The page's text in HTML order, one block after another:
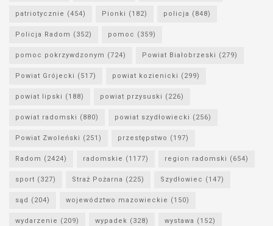
patriotycznie (454) Pionki (182) policja (848)
Policja Radom (352) pomoc (359)
pomoc pokrzywdzonym (724) Powiat Białobrzeski (279)
Powiat Grójecki (517) powiat kozienicki (299)
powiat lipski (188) powiat przysuski (226)
powiat radomski (880) powiat szydłowiecki (256)
Powiat Zwoleński (251) przestępstwo (197)
Radom (2424) radomskie (1177) region radomski (654)
sport (327) Straż Pożarna (225) Szydłowiec (147)
sąd (204) województwo mazowieckie (150)
wydarzenie (209) wypadek (328) wystawa (152)